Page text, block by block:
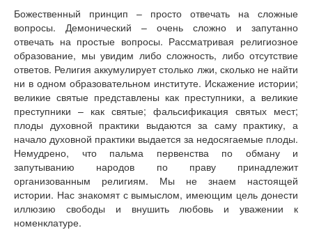
Божественный принцип – просто отвечать на сложные
вопросы. Демонический – очень сложно и запутанно
отвечать на простые вопросы. Рассматривая религиозное
образование, мы увидим либо сложность, либо отсутствие
ответов. Религия аккумулирует столько лжи, сколько не найти
ни в одном образовательном институте. Искажение истории;
великие святые представлены как преступники, а великие
преступники – как святые; фальсификация святых мест;
плоды духовной практики выдаются за саму практику, а
начало духовной практики выдается за недосягаемые плоды.
Немудрено, что пальма первенства по обману и
запутыванию народов по праву принадлежит
организованным религиям. Мы не знаем настоящей
истории. Нас знакомят с вымыслом, имеющим цель донести
иллюзию свободы и внушить любовь и уважении к
номенклатуре.